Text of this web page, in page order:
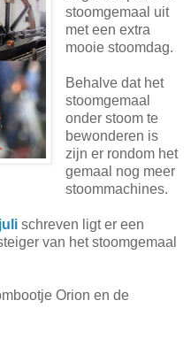
stoomgemaal uit
met een extra
mooie stoomdag.
Behalve dat het
stoomgemaal
onder stoom te
bewonderen is
zijn er rondom het
gemaal nog meer
stoommachines.
schreven ligt er een
van het stoomgemaal
Orion en de